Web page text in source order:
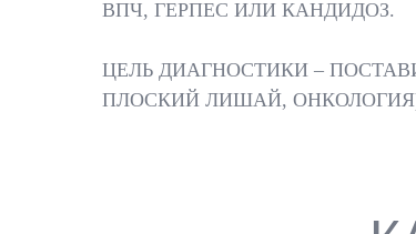
ВПЧ, ГЕРПЕС ИЛИ КАНДИДОЗ.
ЦЕЛЬ ДИАГНОСТИКИ –
ПЛОСКИЙ ЛИШАЙ,